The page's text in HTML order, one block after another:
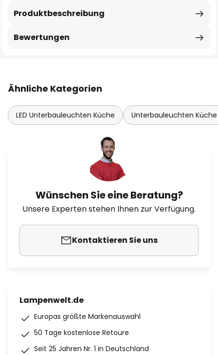
Produktbeschreibung
Bewertungen
Ähnliche Kategorien
LED Unterbauleuchten Küche Unterbauleuchten
Wünschen Sie eine Beratung?
Unsere Experten stehen Ihnen zur Verfügung.
Kontaktieren Sie uns
Lampenwelt.de
Europas größte Markenauswahl
50 Tage kostenlose Retoure
Seit 25 Jahren Nr. 1 in Deutschland